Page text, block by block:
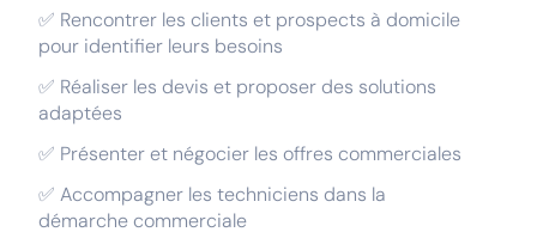
✅ Rencontrer les clients et prospects à domicile
pour identifier leurs besoins
✅ Réaliser les devis et proposer des solutions
adaptées
✅ Présenter et négocier les offres commerciales
✅ Accompagner les techniciens dans la
démarche commerciale